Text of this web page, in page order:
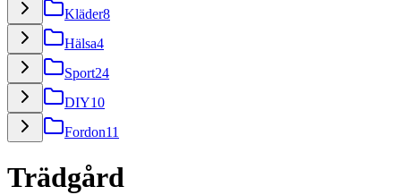
Kläder8
Hälsa4
Sport24
DIY10
Fordon11
Trädgård